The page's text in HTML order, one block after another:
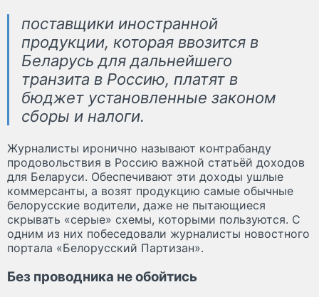
поставщики иностранной
продукции, которая ввозится в
Беларусь для дальнейшего
транзита в Россию, платят в
бюджет установленные законом
сборы и налоги.
Журналисты иронично называют контрабанду
продовольствия в Россию важной статьёй доходов
для Беларуси. Обеспечивают эти доходы ушлые
коммерсанты, а возят продукцию самые обычные
белорусские водители, даже не пытающиеся
скрывать «серые» схемы, которыми пользуются. С
одним из них побеседовали журналисты новостного
портала «Белорусский Партизан».
Без проводника не обойтись